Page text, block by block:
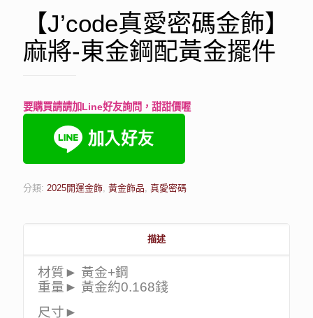
【J’code真愛密碼金飾】
麻將-東金鋼配黃金擺件
要購買請請加Line好友詢問，甜甜價喔
分類: 2025開運金飾, 黃金飾品, 真愛密碼
描述
材質► 黃金+鋼
重量► 黃金約0.168錢
尺寸►